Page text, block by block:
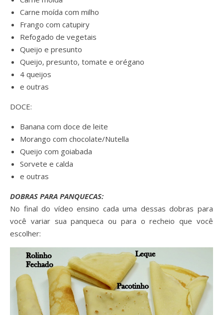
Carne moída com milho
Frango com catupiry
Refogado de vegetais
Queijo e presunto
Queijo, presunto, tomate e orégano
4 queijos
e outras
DOCE:
Banana com doce de leite
Morango com chocolate/Nutella
Queijo com goiabada
Sorvete e calda
e outras
DOBRAS PARA PANQUECAS:
No final do vídeo ensino cada uma dessas dobras para
você variar sua panqueca ou para o recheio que você
escolher: